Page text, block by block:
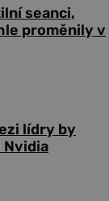
seanci,
proměnily v
lídry by